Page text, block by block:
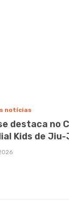
notícias
destaca no
Kids de